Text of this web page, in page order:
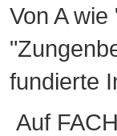
Von A
fundierte
Auf